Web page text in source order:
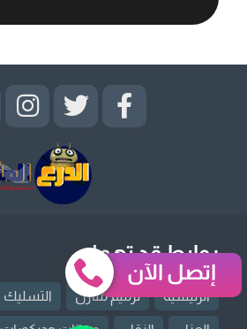
روابط قد تهمك
الرئيسية ترميم منازل التسليك
إتصل الآن